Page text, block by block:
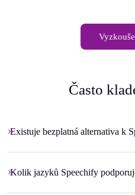
Často
Existuje bezplatná alternativa k
Kolik jazyků Speechify